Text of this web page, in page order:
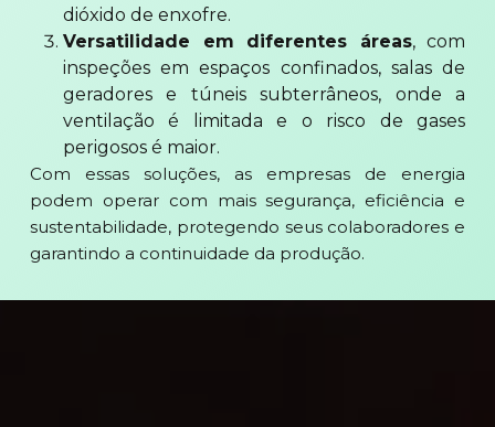
dióxido de enxofre.
Versatilidade em diferentes áreas, com
inspeções em espaços confinados, salas de
geradores e túneis subterrâneos, onde a
ventilação é limitada e o risco de gases
perigosos é maior.
Com essas soluções, as empresas de energia
podem operar com mais segurança, eficiência e
sustentabilidade, protegendo seus colaboradores e
garantindo a continuidade da produção.